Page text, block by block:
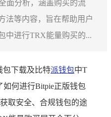
面分析，涵盖购买的流
法等内容，旨在帮助用户
中进行TRX能量购买的...
包下载及比特派钱包中T
如何进行Bitpie正版钱包
取安全、合规钱包的途